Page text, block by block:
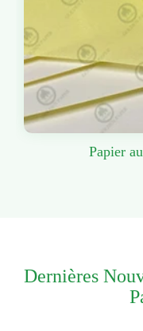
Papier
Dernières